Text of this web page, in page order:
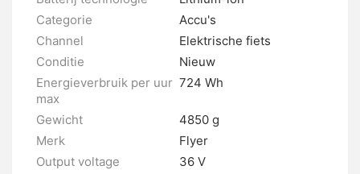
Categorie
Accu's
Channel
Elektrische fiets
Conditie
Nieuw
Energieverbruik per uur
max
724 Wh
Gewicht
4850 g
Merk
Flyer
Output voltage
36 V